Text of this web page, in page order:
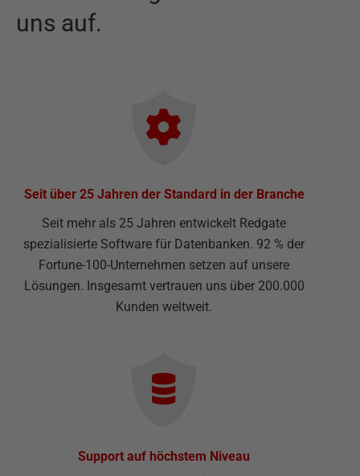
uns auf.
Seit über 25 Jahren der Standard in der Branche
Seit mehr als 25 Jahren entwickelt Redgate
spezialisierte Software für Datenbanken. 92 % der
Fortune-100-Unternehmen setzen auf unsere
Lösungen. Insgesamt vertrauen uns über 200.000
Kunden weltweit.
Support auf höchstem Niveau